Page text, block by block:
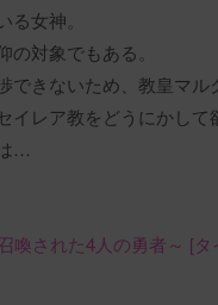
女神。
の対象でもある。
できないため、教皇マル
イレア教をどうにかして
…